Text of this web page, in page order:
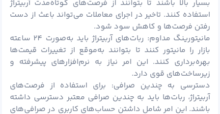
بسیار بالا باشند تا بتوانند از فرصت‌های کوتاه‌مدت آربیتراژ
استفاده کنند. تاخیر در اجرای معاملات می‌تواند باعث از دست
رفتن فرصت‌ها و کاهش سود شود.
مانیتورینگ مداوم: ربات‌های آربیتراژ باید به‌صورت ۲۴ ساعته
بازار را مانیتور کنند تا بتوانند به‌موقع از تغییرات قیمت‌ها
بهره‌برداری کنند. این امر نیاز به نرم‌افزارهای پیشرفته و
زیرساخت‌های قوی دارد.
دسترسی به چندین صرافی: برای استفاده از فرصت‌های
آربیتراژ، ربات‌ها باید به چندین صرافی معتبر دسترسی داشته
باشند. این امر شامل داشتن حساب‌های کاربری در صرافی‌های